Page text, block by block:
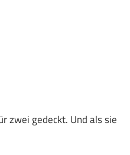
zwei gedeckt. Und als sie